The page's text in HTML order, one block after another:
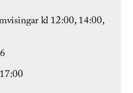
kl 12:00, 14:00,